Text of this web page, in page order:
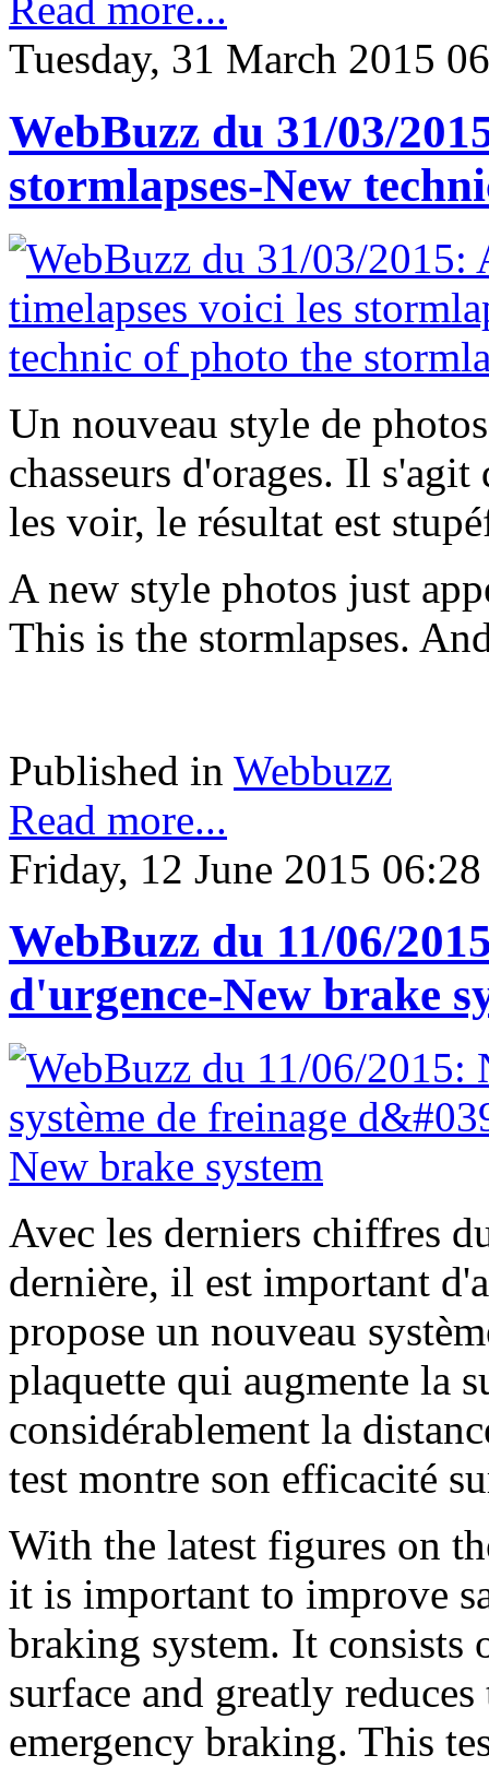
Tuesday, 31 March 2015
WebBuzz du 31/03/
stormlapses-New
Un nouveau style de
chasseurs d'orages. Il
les voir, le résultat est
A new style photos just
This is the stormlapses.
Published in Webbuzz
Read more...
Friday, 12 June 2015 06:28
WebBuzz du 11/06/
d'urgence-New brake
Avec les derniers chiffres
dernière, il est important
propose un nouveau
plaquette qui augmente la
considérablement la
test montre son efficacité
With the latest figures on
it is important to improve
braking system. It consists
surface and greatly
emergency braking. This